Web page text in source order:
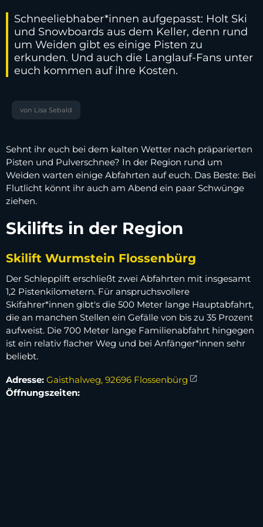
Schneeliebhaber*innen aufgepasst: Holt Ski
und Snowboards aus dem Keller, denn rund
um Weiden gibt es einige Pisten zu
erkunden. Und auch die Langlauf-Fans unter
euch kommen auf ihre Kosten.
von Lisa Sebald
Sehnt ihr euch bei dem kalten Wetter nach präparierten
Pisten und Pulverschnee? In der Region rund um
Weiden warten einige Abfahrten auf euch. Das Beste: Bei
Flutlicht könnt ihr auch am Abend ein paar Schwünge
ziehen.
Skilifts in der Region
Skilift Wurmstein Flossenbürg
Der Schlepplift erschließt zwei Abfahrten mit insgesamt
1,2 Pistenkilometern. Für anspruchsvollere
Skifahrer*innen gibt's die 500 Meter lange Hauptabfahrt,
die an manchen Stellen ein Gefälle von bis zu 35 Prozent
aufweist. Die 700 Meter lange Familienabfahrt hingegen
ist ein relativ flacher Weg und bei Anfänger*innen sehr
beliebt.
Adresse: Gaisthalweg, 92696 Flossenbürg
Öffnungszeiten: